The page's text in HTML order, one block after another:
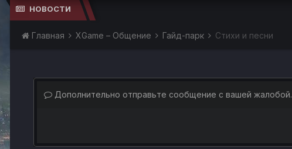
НОВОСТИ
Главная XGame – Общение Гайд-парк Стихи и песни
Дополнительно отправьте сообщение с вашей жалобой.